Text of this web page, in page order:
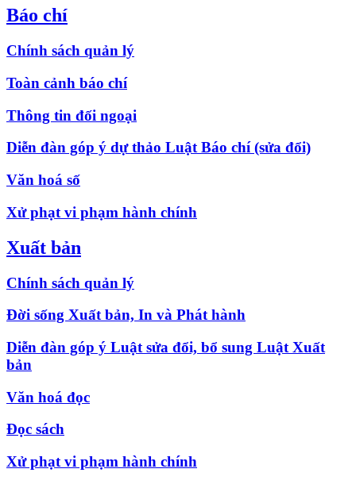
Báo chí
Chính sách quản lý
Toàn cảnh báo chí
Thông tin đối ngoại
Diễn đàn góp ý dự thảo Luật Báo chí (sửa đổi)
Văn hoá số
Xử phạt vi phạm hành chính
Xuất bản
Chính sách quản lý
Đời sống Xuất bản, In và Phát hành
Diễn đàn góp ý Luật sửa đổi, bổ sung Luật Xuất
bản
Văn hoá đọc
Đọc sách
Xử phạt vi phạm hành chính